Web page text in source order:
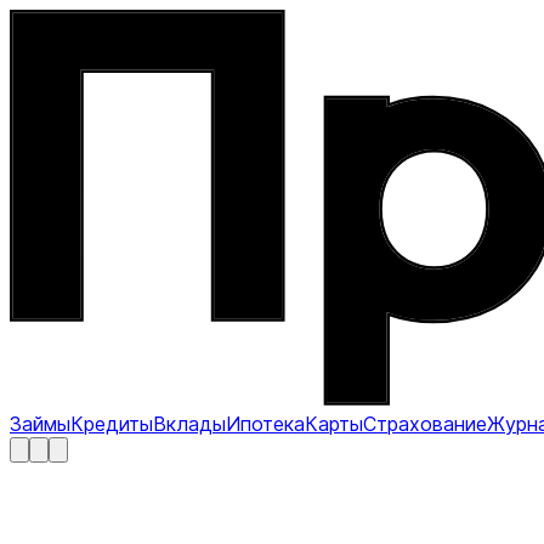
ЗаймыКредитыВкладыИпотекаКартыСтрахование